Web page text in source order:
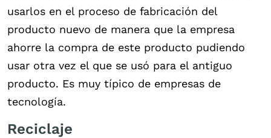
usarlos en el proceso de fabricación del
producto nuevo de manera que la empresa
ahorre la compra de este producto pudiendo
usar otra vez el que se usó para el antiguo
producto. Es muy típico de empresas de
tecnología.
Reciclaje